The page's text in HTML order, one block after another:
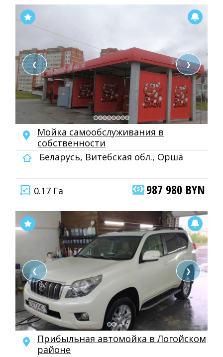
❮ ❯
Мойка самообслуживания в
собственности
Беларусь, Витебская обл., Орша
0.17 Га 987 980 BYN
❮ ❯
Прибыльная автомойка в Логойском
районе